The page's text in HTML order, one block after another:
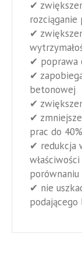
✔
rozciąganie
✔
✔ poprawa
✔
betonowej
✔
✔
prac do 40%
✔ redukcja
✔ nie